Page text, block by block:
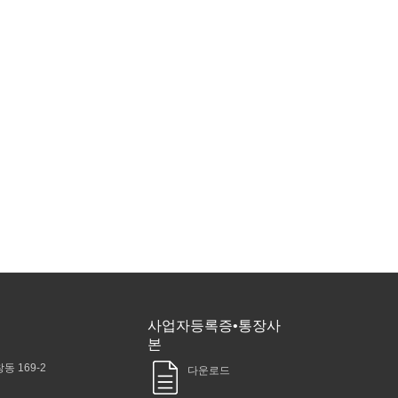
사업자등록증•통장사
본
동 169-2 다운로드